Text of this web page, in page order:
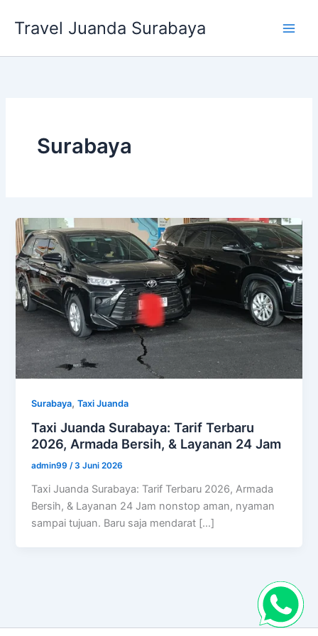
Travel Juanda Surabaya
Surabaya
Surabaya,Taxi Juanda
Taxi Juanda Surabaya: Tarif Terbaru
2026, Armada Bersih, & Layanan 24 Jam
admin99/3 Juni 2026
Taxi Juanda Surabaya: Tarif Terbaru 2026, Armada
Bersih, & Layanan 24 Jam nonstop aman, nyaman
sampai tujuan. Baru saja mendarat […]